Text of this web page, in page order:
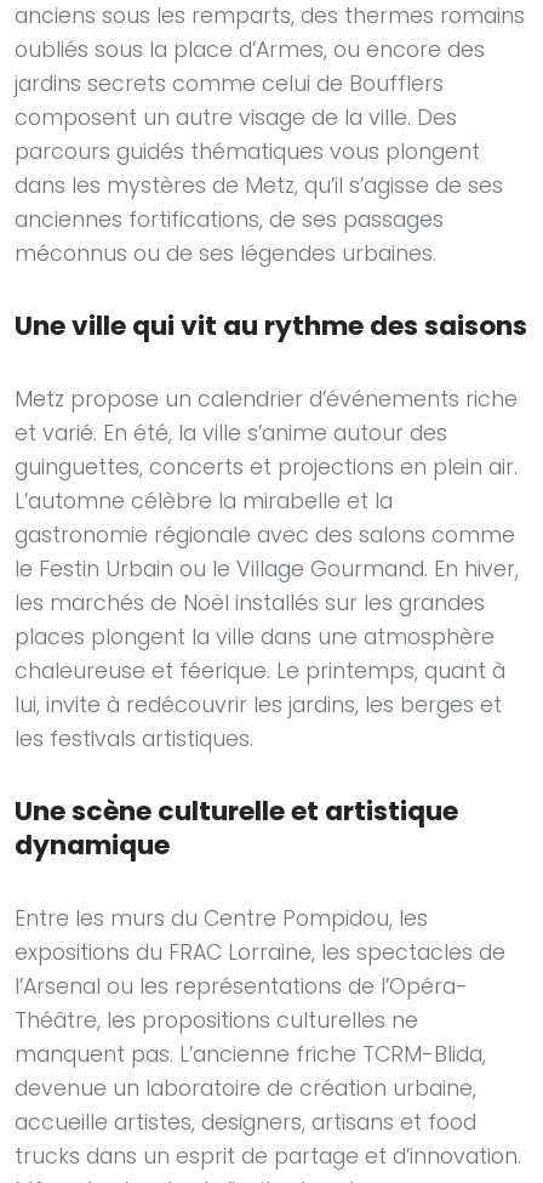
anciens sous les remparts, des thermes romains
oubliés sous la place d’Armes, ou encore des
jardins secrets comme celui de Boufflers
composent un autre visage de la ville. Des
parcours guidés thématiques vous plongent
dans les mystères de Metz, qu’il s’agisse de ses
anciennes fortifications, de ses passages
méconnus ou de ses légendes urbaines.
Une ville qui vit au rythme des saisons
Metz propose un calendrier d’événements riche
et varié. En été, la ville s’anime autour des
guinguettes, concerts et projections en plein air.
L’automne célèbre la mirabelle et la
gastronomie régionale avec des salons comme
le Festin Urbain ou le Village Gourmand. En hiver,
les marchés de Noël installés sur les grandes
places plongent la ville dans une atmosphère
chaleureuse et féerique. Le printemps, quant à
lui, invite à redécouvrir les jardins, les berges et
les festivals artistiques.
Une scène culturelle et artistique
dynamique
Entre les murs du Centre Pompidou, les
expositions du FRAC Lorraine, les spectacles de
l’Arsenal ou les représentations de l’Opéra-
Théâtre, les propositions culturelles ne
manquent pas. L’ancienne friche TCRM-Blida,
devenue un laboratoire de création urbaine,
accueille artistes, designers, artisans et food
trucks dans un esprit de partage et d’innovation.